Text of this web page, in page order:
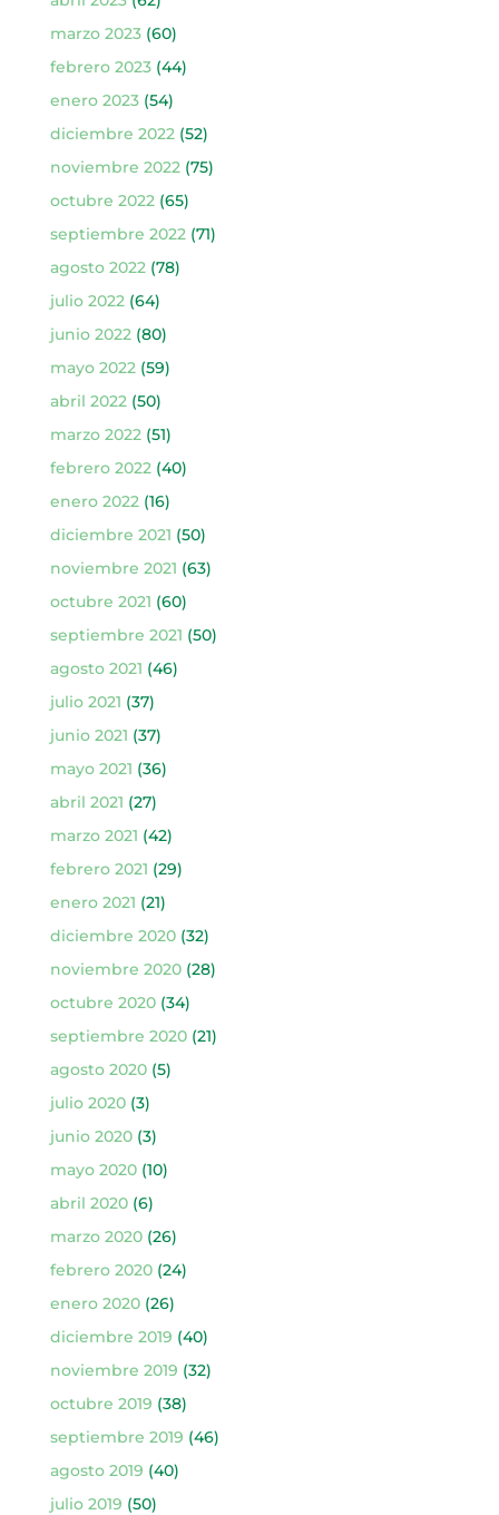
marzo 2023(60)
febrero 2023(44)
enero 2023(54)
diciembre 2022 (52)
noviembre 2022 (75)
octubre 2022 (65)
septiembre 2022 (71)
agosto 2022 (78)
julio 2022 (64)
junio 2022 (80)
mayo 2022 (59)
abril 2022 (50)
marzo 2022 (51)
febrero 2022 (40)
enero 2022 (16)
diciembre 2021 (50)
noviembre 2021 (63)
octubre 2021 (60)
septiembre 2021 (50)
agosto 2021 (46)
julio 2021 (37)
junio 2021 (37)
mayo 2021 (36)
abril 2021 (27)
marzo 2021 (42)
febrero 2021 (29)
enero 2021 (21)
diciembre 2020(32)
noviembre 2020(28)
octubre 2020(34)
septiembre 2020(21)
agosto 2020(5)
julio 2020(3)
junio 2020(3)
mayo 2020(10)
abril 2020(6)
marzo 2020(26)
febrero 2020(24)
enero 2020(26)
diciembre 2019 (40)
noviembre 2019 (32)
octubre 2019 (38)
septiembre 2019 (46)
agosto 2019 (40)
julio 2019 (50)